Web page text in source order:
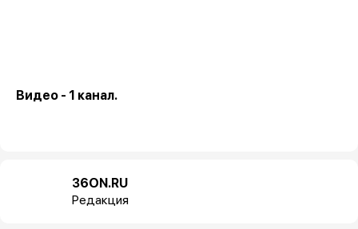
Видео - 1 канал.
36ON.RU
Редакция